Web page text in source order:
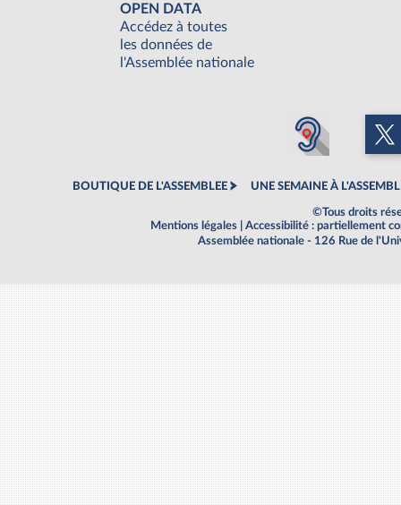
OPEN DATA
Accédez à toutes
les données de
l'Assemblée nationale
BOUTIQUE DE L'ASSEMBLEE UNE SEMAINE À
©Tous droits
Mentions légales
Accessibilité : partiellement
Assemblée nationale - 126 Rue de